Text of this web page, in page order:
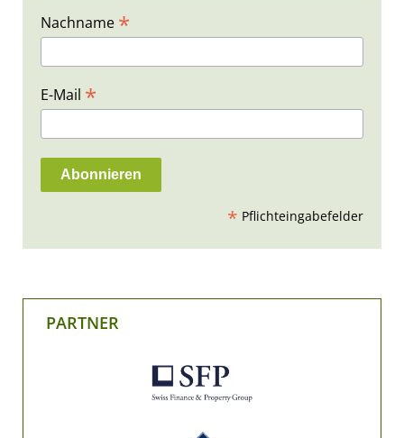
Nachname *
E-Mail *
* Pflichteingabefelder
PARTNER